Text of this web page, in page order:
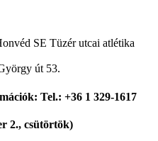
SE Tüzér utcai atlétika
út 53.
Tel.: +36 1 329-1617
2., csütörtök)